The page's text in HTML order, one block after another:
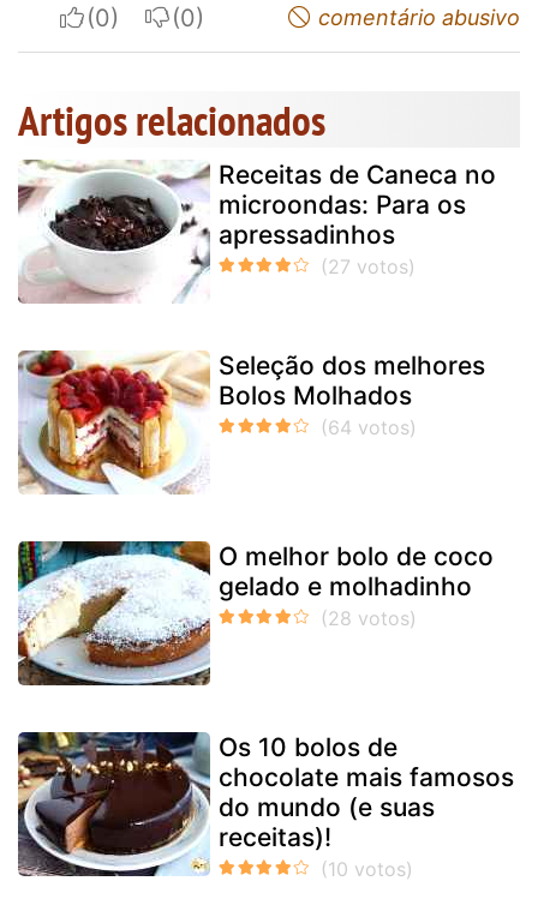
I apreciateI do not appreciatecomentário abusivo
Artigos relacionados
Receitas de Caneca no
microondas: Para os
apressadinhos
Seleção dos melhores
Bolos Molhados
O melhor bolo de coco
gelado e molhadinho
Os 10 bolos de
chocolate mais famosos
do mundo (e suas
receitas)!